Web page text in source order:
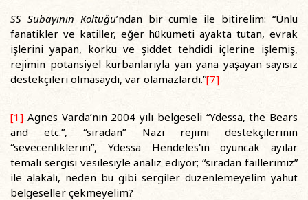
SS Subayının Koltuğu’ndan bir cümle ile bitirelim: “Ünlü
fanatikler ve katiller, eğer hükümeti ayakta tutan, evrak
işlerini yapan, korku ve şiddet tehdidi içlerine işlemiş,
rejimin potansiyel kurbanlarıyla yan yana yaşayan sayısız
destekçileri olmasaydı, var olamazlardı.”[7]
[1] Agnes Varda’nın 2004 yılı belgeseli “Ydessa, the Bears
and etc.”, “sıradan” Nazi rejimi destekçilerinin
“sevecenliklerini”, Ydessa Hendeles'in oyuncak ayılar
temalı sergisi vesilesiyle analiz ediyor; “sıradan faillerimiz”
ile alakalı, neden bu gibi sergiler düzenlemeyelim yahut
belgeseller çekmeyelim?